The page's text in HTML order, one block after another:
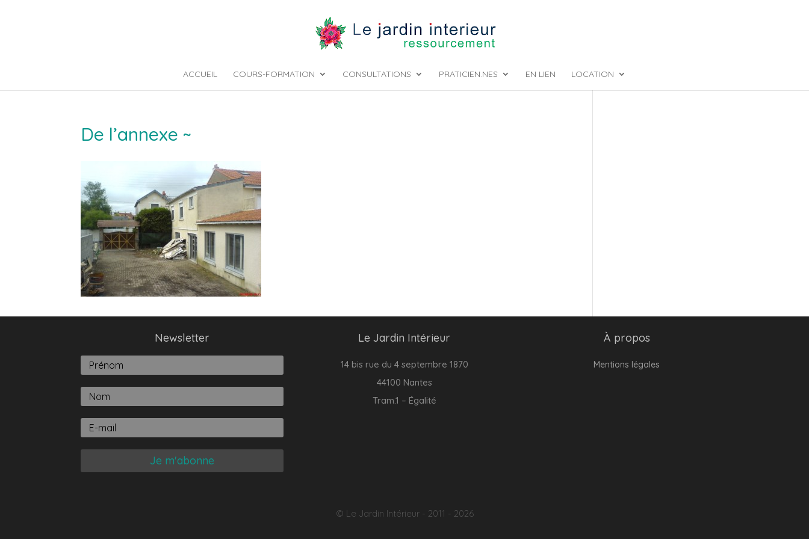
ACCUEIL COURS-FORMATION CONSULTATIONS PRATICIEN.NES EN LIEN LOCATION
De l’annexe ~
Newsletter
Je m'abonne
Le Jardin Intérieur
14 bis rue du 4 septembre 1870
44100 Nantes
Tram.1 – Égalité
À propos
Mentions légales
© Le Jardin Intérieur - 2011 - 2026